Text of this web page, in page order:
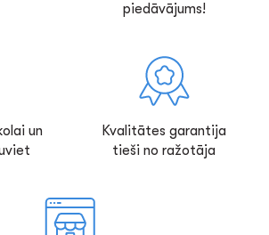
piedāvājums!
un
Kvalitātes garantija
tieši no ražotāja